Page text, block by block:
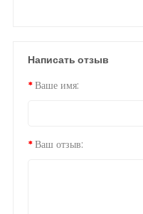
Написать отзыв
Ваше имя:
Ваш отзыв: